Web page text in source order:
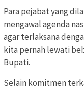
Para pejabat yang
mengawal agenda
agar terlaksana
kita pernah lewati
Bupati.
Selain komitmen